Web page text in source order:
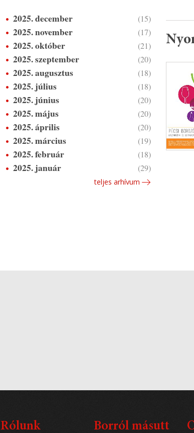
2025. december (15)
2025. november (17)
2025. október (21)
2025. szeptember (20)
2025. augusztus (18)
2025. július (18)
2025. június (20)
2025. május (20)
2025. április (20)
2025. március (19)
2025. február (18)
2025. január (29)
teljes arhívum
Rólunk Borról másutt